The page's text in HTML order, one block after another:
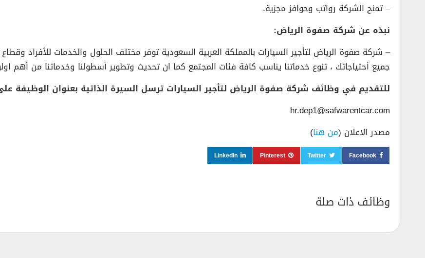
– تمنح الشركة رواتب وحوافز مجزية.
نبذه عن شركة صفوة الرياض:
– شركة صفوة الرياض لتأجير السيارات بالمملكة العربية السعودية توفر مختلف الحلول والخدمات للأفراد
جميع أحتياجاتك ، تنوع خدماتنا يناسب كافة فئات المجتمع كما ان تحديث وتطوير أسطولنا وخدماتنا من أهم
للتقديم في وظائف شركة صفوة الرياض لتأجير السيارات ترسل السيرة الذاتية بعنوان الوظيفة على
hr.dep1@safwarentcar.com
مصدر الاعلان (من هنا)
Facebook
Twitter
Pinterest
LinkedIn
وظائف ذات صلة